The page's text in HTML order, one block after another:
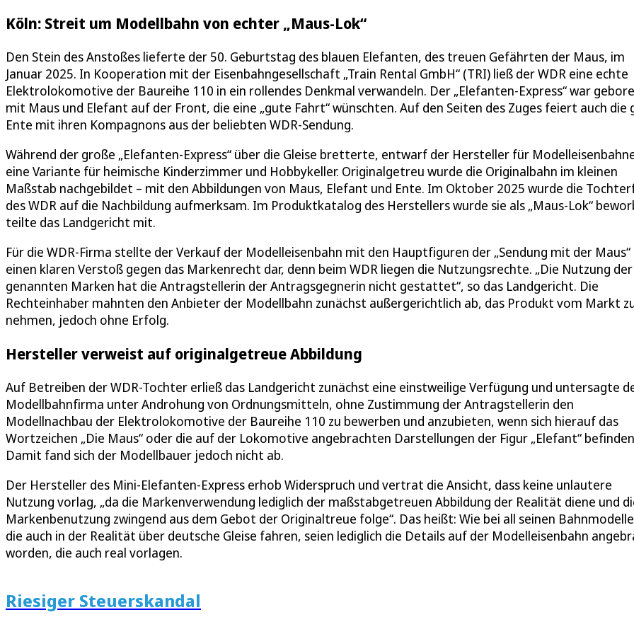
Köln: Streit um Modellbahn von echter „Maus-Lok“
Den Stein des Anstoßes lieferte der 50. Geburtstag des blauen Elefanten, des treuen Gefährten der Maus, im
Januar 2025. In Kooperation mit der Eisenbahngesellschaft „Train Rental GmbH“ (TRI) ließ der WDR eine echte
Elektrolokomotive der Baureihe 110 in ein rollendes Denkmal verwandeln. Der „Elefanten-Express“ war
mit Maus und Elefant auf der Front, die eine „gute Fahrt“ wünschten. Auf den Seiten des Zuges feiert auch die
Ente mit ihren Kompagnons aus der beliebten WDR-Sendung.
Während der große „Elefanten-Express“ über die Gleise bretterte, entwarf der Hersteller für
eine Variante für heimische Kinderzimmer und Hobbykeller. Originalgetreu wurde die Originalbahn im kleinen
Maßstab nachgebildet – mit den Abbildungen von Maus, Elefant und Ente. Im Oktober 2025 wurde die
des WDR auf die Nachbildung aufmerksam. Im Produktkatalog des Herstellers wurde sie als „Maus-Lok“
teilte das Landgericht mit.
Für die WDR-Firma stellte der Verkauf der Modelleisenbahn mit den Hauptfiguren der „Sendung mit der Maus“
einen klaren Verstoß gegen das Markenrecht dar, denn beim WDR liegen die Nutzungsrechte. „Die Nutzung der
genannten Marken hat die Antragstellerin der Antragsgegnerin nicht gestattet“, so das Landgericht. Die
Rechteinhaber mahnten den Anbieter der Modellbahn zunächst außergerichtlich ab, das Produkt vom Markt
nehmen, jedoch ohne Erfolg.
Hersteller verweist auf originalgetreue Abbildung
Auf Betreiben der WDR-Tochter erließ das Landgericht zunächst eine einstweilige Verfügung und untersagte
Modellbahnfirma unter Androhung von Ordnungsmitteln, ohne Zustimmung der Antragstellerin den
Modellnachbau der Elektrolokomotive der Baureihe 110 zu bewerben und anzubieten, wenn sich hierauf das
Wortzeichen „Die Maus“ oder die auf der Lokomotive angebrachten Darstellungen der Figur „Elefant“
Damit fand sich der Modellbauer jedoch nicht ab.
Der Hersteller des Mini-Elefanten-Express erhob Widerspruch und vertrat die Ansicht, dass keine unlautere
Nutzung vorlag, „da die Markenverwendung lediglich der maßstabgetreuen Abbildung der Realität diene und
Markenbenutzung zwingend aus dem Gebot der Originaltreue folge“. Das heißt: Wie bei all seinen
die auch in der Realität über deutsche Gleise fahren, seien lediglich die Details auf der Modelleisenbahn
worden, die auch real vorlagen.
Riesiger Steuerskandal